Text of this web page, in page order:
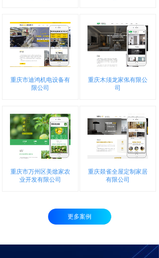
重庆市迪鸿机电设备有
限公司
重庆木须龙家俬有限公
司
重庆市万州区美焮家农
业开发有限公司
重庆燚雀全屋定制家居
有限公司
更多案例